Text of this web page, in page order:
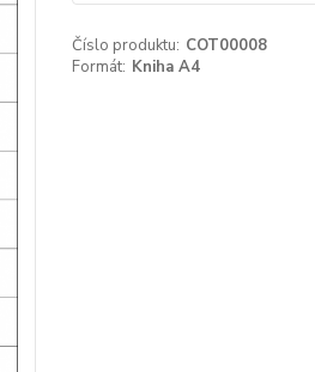
Číslo produktu: COT00008
Formát: Kniha A4